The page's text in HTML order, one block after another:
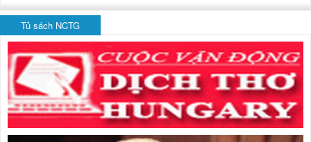
Tủ sách NCTG